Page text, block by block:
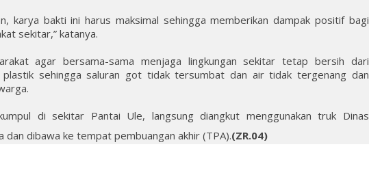
karya bakti ini harus maksimal sehingga memberikan dampak positif bagi
sekitar,” katanya.
agar bersama-sama menjaga lingkungan sekitar tetap bersih dari
plastik sehingga saluran got tidak tersumbat dan air tidak tergenang dan
di sekitar Pantai Ule, langsung diangkut menggunakan truk Dinas
dan dibawa ke tempat pembuangan akhir (TPA).(ZR.04)